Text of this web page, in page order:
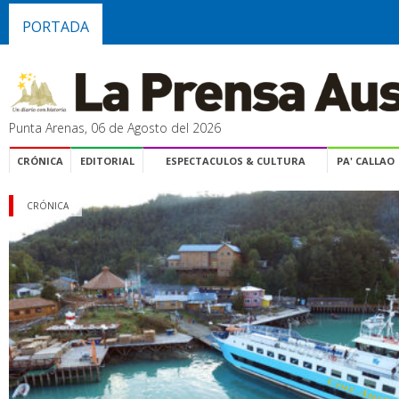
PORTADA
Punta Arenas, 06 de Agosto del 2026
CRÓNICA EDITORIAL ESPECTACULOS & CULTURA PA' CALLAO
CRÓNICA